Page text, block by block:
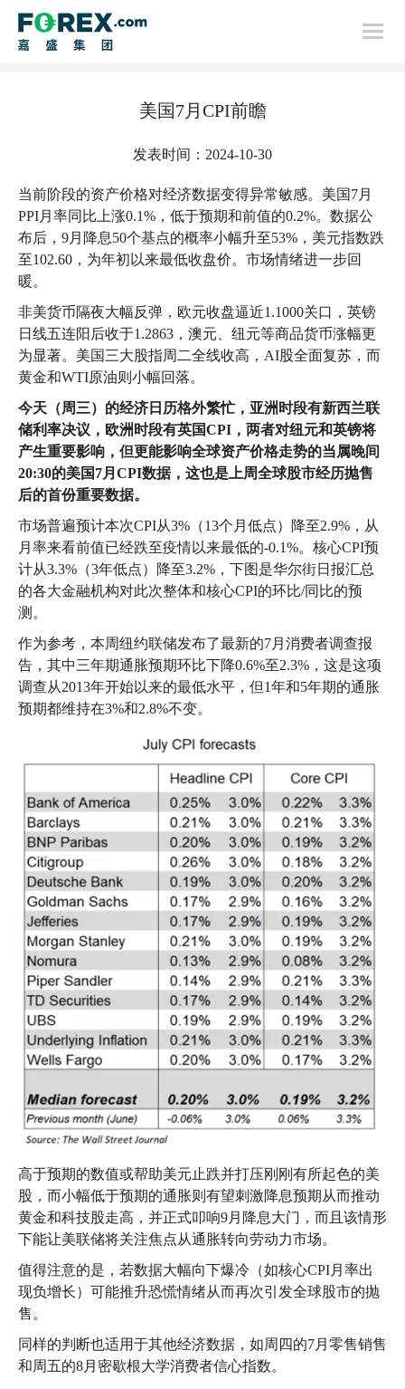
行情分析
美国7月CPI前瞻
发表时间：2024-10-30
当前阶段的资产价格对经济数据变得异常敏感。美国 7月
PPI月率同比上涨0.1% ，低于预期和前值的0.2%。数据公
布后， 9月降息50个基点的概率小幅升至53% ，美元指数跌
至102.60 ，为年初以来最低收盘价。市场情绪进一步回
暖。
非美货币隔夜大幅反弹，欧元收盘逼近1.1000关口，英镑
日线五连阳后收于1.2863 ，澳元、纽元等商品货币涨幅更
为显著。美国三大股指周二全线收高， AI股全面复苏，而
黄金和WTI原油则小幅回落。
今天（周三）的经济日历格外繁忙，亚洲时段有新西兰联
储利率决议，欧洲时段有英国CPI ，两者对纽元和英镑将
产生重要影响，但更能影响全球资产价格走势的当属晚间
20:30的美国7月 CPI数据，这也是上周全球股市经历抛售
后的首份重要数据。
市场普遍预计本次CPI从3% （13个月低点）降至2.9% ，从
月率来看前值已经跌至疫情以来最低的-0.1%。核心CPI预
计从3.3% （3年低点）降至3.2% ，下图是华尔街日报汇总
的各大金融机构对此次整体和核心CPI的环比/同比的预
测。
作为参考，本周纽约联储发布了最新的7月消费者调查报
告，其中三年期通胀预期环比下降0.6%至2.3% ，这是这项
调查从2013年开始以来的最低水平，但1年和5年期的通胀
预期都维持在3%和2.8%不变。
高于预期的数值或帮助美元止跌并打压刚刚有所起色的美
股，而小幅低于预期的通胀则有望刺激降息预期从而推动
黄金和科技股走高，并正式叩响9月降息大门，而且该情形
下能让美联储将关注焦点从通胀转向劳动力市场。
值得注意的是，若数据大幅向下爆冷（如核心CPI月率出
现负增长）可能推升恐慌情绪从而再次引发全球股市的抛
售。
同样的判断也适用于其他经济数据，如周四的7月零售销售
和周五的8月密歇根大学消费者信心指数。